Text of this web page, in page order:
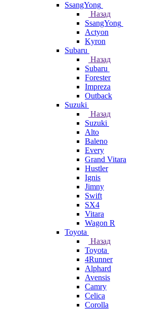
SsangYong
Назад
SsangYong
Actyon
Kyron
Subaru
Назад
Subaru
Forester
Impreza
Outback
Suzuki
Назад
Suzuki
Alto
Baleno
Every
Grand Vitara
Hustler
Ignis
Jimny
Swift
SX4
Vitara
Wagon R
Toyota
Назад
Toyota
4Runner
Alphard
Avensis
Camry
Celica
Corolla